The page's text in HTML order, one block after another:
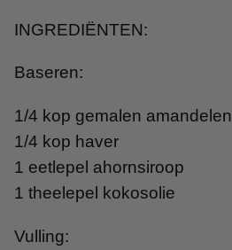
INGREDIËNTEN:
Baseren:
1/4 kop gemalen amandelen
1/4 kop haver
1 eetlepel ahornsiroop
1 theelepel kokosolie
Vulling: